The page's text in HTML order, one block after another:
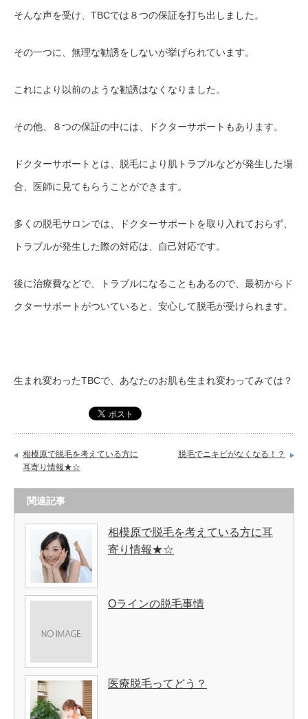
そんな声を受け、TBCでは８つの保証を打ち出しました。
その一つに、無理な勧誘をしないが挙げられています。
これにより以前のような勧誘はなくなりました。
その他、８つの保証の中には、ドクターサポートもあります。
ドクターサポートとは、脱毛により肌トラブルなどが発生した場
合、医師に見てもらうことができます。
多くの脱毛サロンでは、ドクターサポートを取り入れておらず、
トラブルが発生した際の対応は、自己対応です。
後に治療費などで、トラブルになることもあるので、最初からド
クターサポートがついていると、安心して脱毛が受けられます。
生まれ変わったTBCで、あなたのお肌も生まれ変わってみては？
相模原で脱毛を考えている方に
耳寄り情報★☆
脱毛でニキビがなくなる！？
関連記事
相模原で脱毛を考えている方に耳
寄り情報★☆
Oラインの脱毛事情
医療脱毛ってどう？